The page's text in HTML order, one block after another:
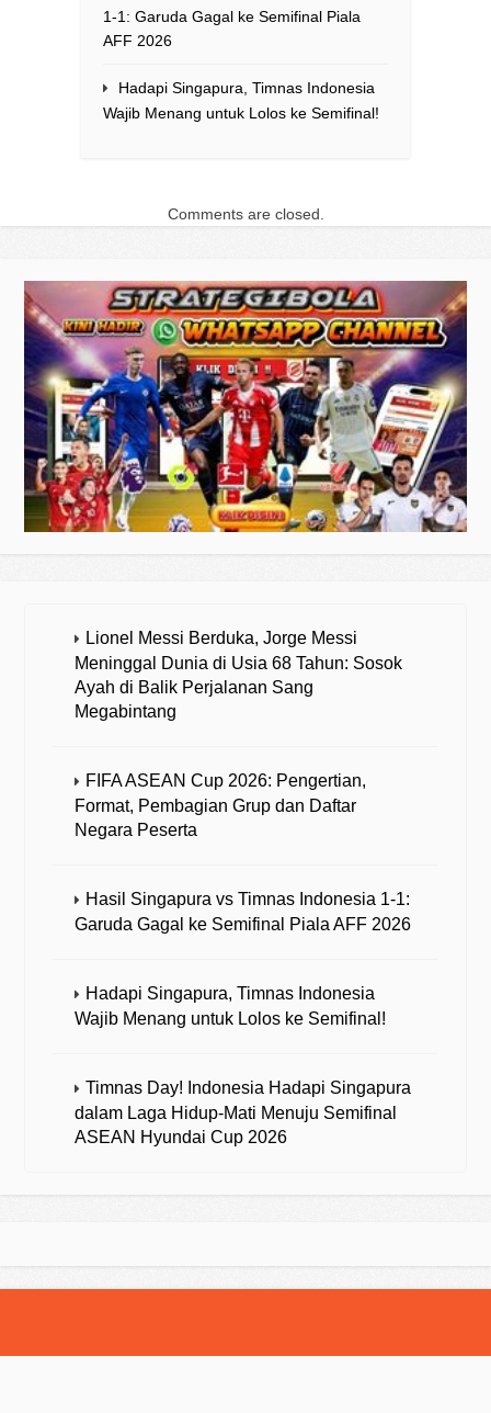
1-1: Garuda Gagal ke Semifinal Piala
AFF 2026
Hadapi Singapura, Timnas Indonesia
Wajib Menang untuk Lolos ke Semifinal!
Comments are closed.
Lionel Messi Berduka, Jorge Messi
Meninggal Dunia di Usia 68 Tahun: Sosok
Ayah di Balik Perjalanan Sang
Megabintang
FIFA ASEAN Cup 2026: Pengertian,
Format, Pembagian Grup dan Daftar
Negara Peserta
Hasil Singapura vs Timnas Indonesia 1-1:
Garuda Gagal ke Semifinal Piala AFF 2026
Hadapi Singapura, Timnas Indonesia
Wajib Menang untuk Lolos ke Semifinal!
Timnas Day! Indonesia Hadapi Singapura
dalam Laga Hidup-Mati Menuju Semifinal
ASEAN Hyundai Cup 2026